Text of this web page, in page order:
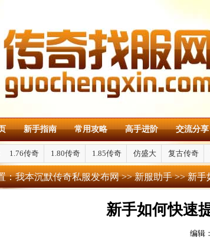
新手指南 常用攻略 高手进阶 交流分享
1.76传奇 1.80传奇 1.85传奇 仿盛大 复古传奇
：我本沉默传奇私服发布网>>新服助手>> 新手
新手如何快速
编辑